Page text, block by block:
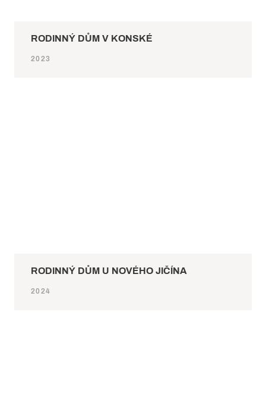
RODINNÝ DŮM V KONSKÉ
2023
RODINNÝ DŮM U NOVÉHO JIČÍNA
2024